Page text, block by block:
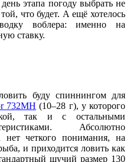
этапа погоду выбрать не
что будет. А ещё хотелось
воблера: именно на
ставку.
буду спиннингом для
732MH (10–28 г), у которого
так и с остальными
Абсолютно
нет четкого понимания, на
и приходится ловить как
щучий размер 130